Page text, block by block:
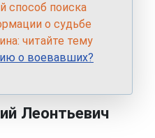
способ поиска
о судьбе
читайте тему
о воевавших?
Леонтьевич